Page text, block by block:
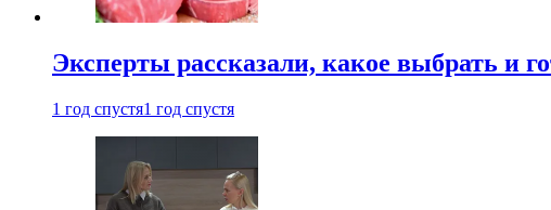
Эксперты рассказали, какое выбрать и
1 год спустя1 год спустя